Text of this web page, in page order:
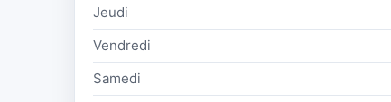
Jeudi
Vendredi
Samedi